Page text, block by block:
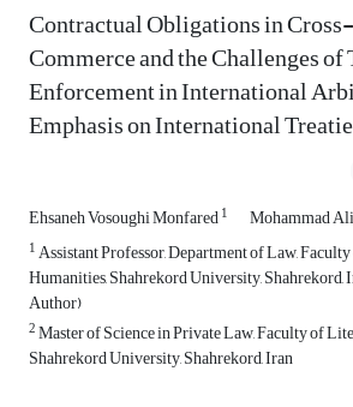
Contractual Obligations in
Commerce and the Challenges
Enforcement in International
Emphasis on International
Ehsaneh Vosoughi Monfared1 Mohammad
1Assistant Professor, Department of Law,
Humanities, Shahrekord University,
Author)
2Master of Science in Private Law, Faculty of
Shahrekord University, Shahrekord, Iran